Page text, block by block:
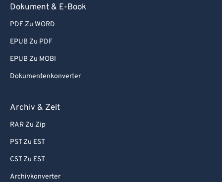
Dokument & E-Book
PDF Zu WORD
EPUB Zu PDF
EPUB Zu MOBI
Dokumentenkonverter
Archiv & Zeit
RAR Zu Zip
PST Zu EST
CST Zu EST
Archivkonverter